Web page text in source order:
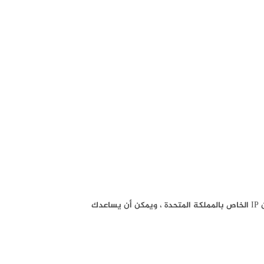
مع بعض البرامج المتميزة ، يمكنك تصفح الإنترنت عبر أي مكان حول العالم تقريبًا. فمثلا؛ أنت تعيش في الولايات المتحدة وتريد تصفح الإنترنت عبر عنوان IP الخاص بالمملكة المتحدة ، ويمكن أن يساعدك